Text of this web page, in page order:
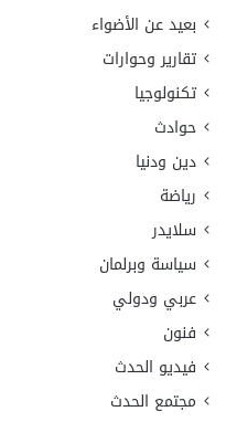
بعيد عن الأضواء
تقارير وحوارات
تكنولوجيا
حوادث
دين ودنيا
رياضة
سلايدر
سياسة وبرلمان
عربي ودولي
فنون
فيديو الحدث
مجتمع الحدث